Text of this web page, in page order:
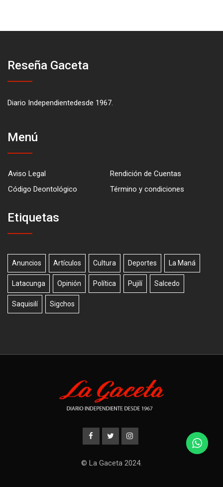
Reseña Gaceta
Diario Independientedesde 1967.
Menú
Aviso Legal
Rendición de Cuentas
Código Deontológico
Término y condiciones
Etiquetas
Anuncios Artículos Cultura Deportes La Maná
Latacunga Opinión Política Pujilí Salcedo
Saquisilí Sigchos
© La Gaceta 2024.